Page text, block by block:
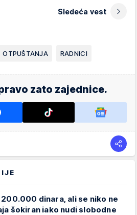
Sledeća vest
OTPUŠTANJA RADNICI
zato zajednice.
dinara, ali se niko ne
šokiran iako nudi slobodne